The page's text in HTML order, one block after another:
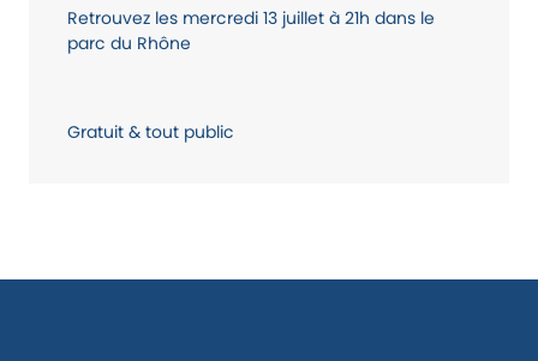
Retrouvez les mercredi 13 juillet à 21h dans le
parc du Rhône
Gratuit & tout public